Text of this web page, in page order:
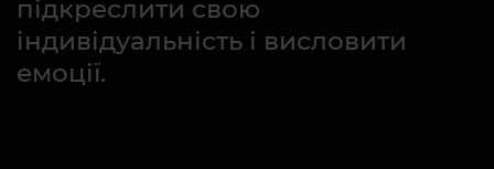
підкреслити свою
індивідуальність і висловити
емоції.